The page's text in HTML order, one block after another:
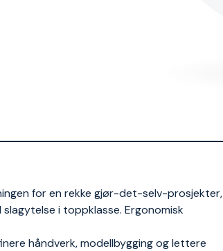
for en rekke gjør-det-selv-prosjekter,
i toppklasse. Ergonomisk
håndverk, modellbygging og lettere